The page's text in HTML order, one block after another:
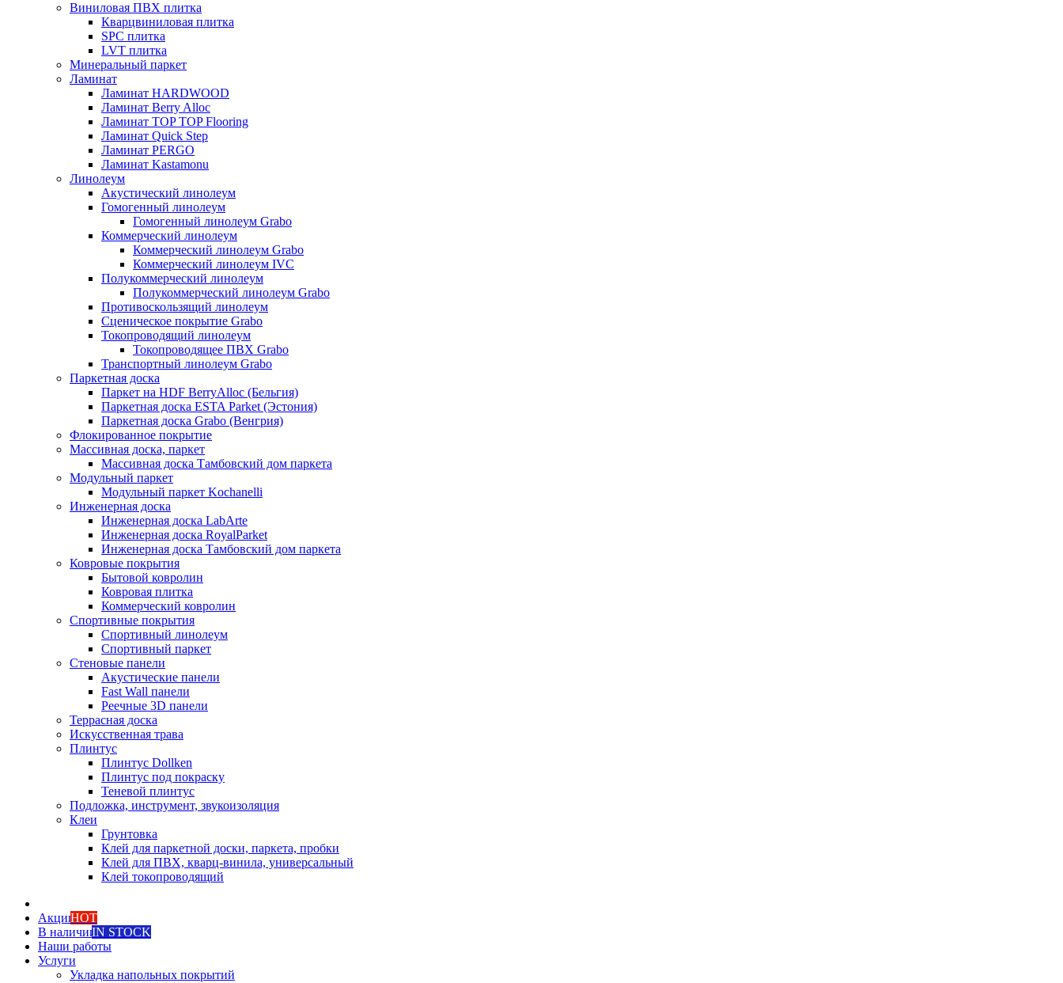
Виниловая ПВХ плитка
Кварцвиниловая плитка
SPC плитка
LVT плитка
Минеральный паркет
Ламинат
Ламинат HARDWOOD
Ламинат Berry Alloc
Ламинат TOP TOP Flooring
Ламинат Quick Step
Ламинат PERGO
Ламинат Kastamonu
Линолеум
Акустический линолеум
Гомогенный линолеум
Гомогенный линолеум Grabo
Коммерческий линолеум
Коммерческий линолеум Grabo
Коммерческий линолеум IVC
Полукоммерческий линолеум
Полукоммерческий линолеум Grabo
Противоскользящий линолеум
Сценическое покрытие Grabo
Токопроводящий линолеум
Токопроводящее ПВХ Grabo
Транспортный линолеум Grabo
Паркетная доска
Паркет на HDF BerryAlloc (Бельгия)
Паркетная доска ESTA Parket (Эстония)
Паркетная доска Grabo (Венгрия)
Флокированное покрытие
Массивная доска, паркет
Массивная доска Тамбовский дом паркета
Модульный паркет
Модульный паркет Kochanelli
Инженерная доска
Инженерная доска LabArte
Инженерная доска RoyalParket
Инженерная доска Тамбовский дом паркета
Ковровые покрытия
Бытовой ковролин
Ковровая плитка
Коммерческий ковролин
Спортивные покрытия
Спортивный линолеум
Спортивный паркет
Стеновые панели
Акустические панели
Fast Wall панели
Реечные 3D панели
Террасная доска
Искусственная трава
Плинтус
Плинтус Dollken
Плинтус под покраску
Теневой плинтус
Подложка, инструмент, звукоизоляция
Клеи
Грунтовка
Клей для паркетной доски, паркета, пробки
Клей для ПВХ, кварц-винила, универсальный
Клей токопроводящий
АкцииHOT
В наличииIN STOCK
Наши работы
Услуги
Укладка напольных покрытий